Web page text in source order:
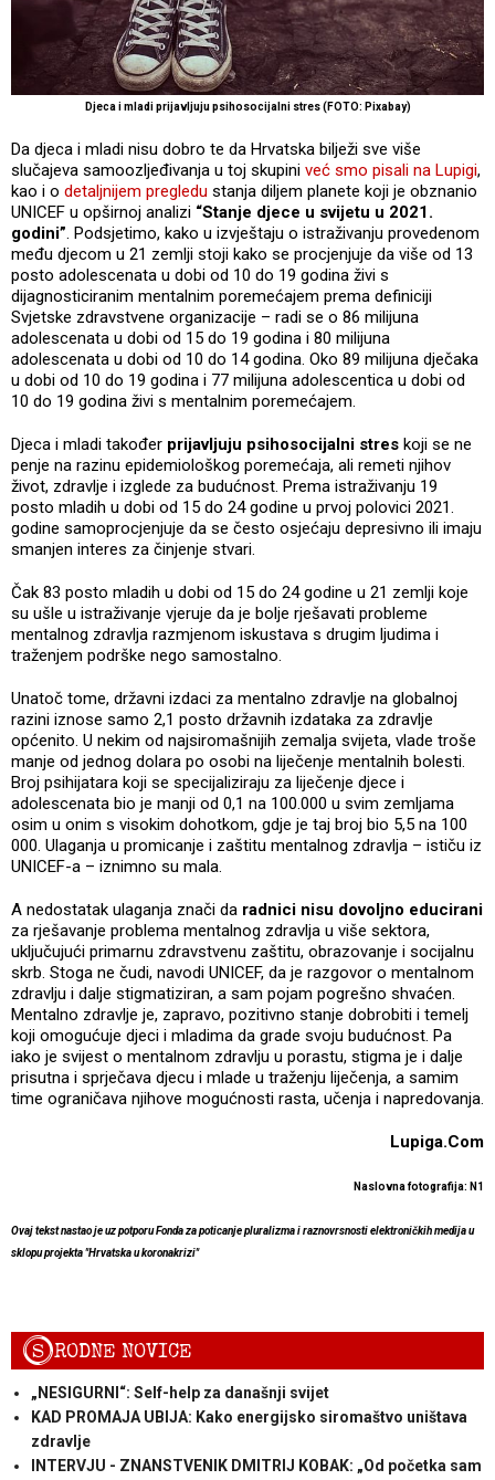
Djeca i mladi prijavljuju psihosocijalni stres (FOTO: Pixabay)
Da djeca i mladi nisu dobro te da Hrvatska bilježi sve više
slučajeva samoozljeđivanja u toj skupini već smo pisali na Lupigi,
kao i o detaljnijem pregledu stanja diljem planete koji je obznanio
UNICEF u opširnoj analizi “Stanje djece u svijetu u 2021.
godini” . Podsjetimo, kako u izvještaju o istraživanju provedenom
među djecom u 21 zemlji stoji kako se procjenjuje da više od 13
posto adolescenata u dobi od 10 do 19 godina živi s
dijagnosticiranim mentalnim poremećajem prema definiciji
Svjetske zdravstvene organizacije – radi se o 86 milijuna
adolescenata u dobi od 15 do 19 godina i 80 milijuna
adolescenata u dobi od 10 do 14 godina. Oko 89 milijuna dječaka
u dobi od 10 do 19 godina i 77 milijuna adolescentica u dobi od
10 do 19 godina živi s mentalnim poremećajem.
Djeca i mladi također prijavljuju psihosocijalni stres koji se ne
penje na razinu epidemiološkog poremećaja, ali remeti njihov
život, zdravlje i izglede za budućnost. Prema istraživanju 19
posto mladih u dobi od 15 do 24 godine u prvoj polovici 2021.
godine samoprocjenjuje da se često osjećaju depresivno ili imaju
smanjen interes za činjenje stvari.
Čak 83 posto mladih u dobi od 15 do 24 godine u 21 zemlji koje
su ušle u istraživanje vjeruje da je bolje rješavati probleme
mentalnog zdravlja razmjenom iskustava s drugim ljudima i
traženjem podrške nego samostalno.
Unatoč tome, državni izdaci za mentalno zdravlje na globalnoj
razini iznose samo 2,1 posto državnih izdataka za zdravlje
općenito. U nekim od najsiromašnijih zemalja svijeta, vlade troše
manje od jednog dolara po osobi na liječenje mentalnih bolesti.
Broj psihijatara koji se specijaliziraju za liječenje djece i
adolescenata bio je manji od 0,1 na 100.000 u svim zemljama
osim u onim s visokim dohotkom, gdje je taj broj bio 5,5 na 100
000. Ulaganja u promicanje i zaštitu mentalnog zdravlja – ističu iz
UNICEF-a – iznimno su mala.
A nedostatak ulaganja znači da radnici nisu dovoljno educirani
za rješavanje problema mentalnog zdravlja u više sektora,
uključujući primarnu zdravstvenu zaštitu, obrazovanje i socijalnu
skrb. Stoga ne čudi, navodi UNICEF, da je razgovor o mentalnom
zdravlju i dalje stigmatiziran, a sam pojam pogrešno shvaćen.
Mentalno zdravlje je, zapravo, pozitivno stanje dobrobiti i temelj
koji omogućuje djeci i mladima da grade svoju budućnost. Pa
iako je svijest o mentalnom zdravlju u porastu, stigma je i dalje
prisutna i sprječava djecu i mlade u traženju liječenja, a samim
time ograničava njihove mogućnosti rasta, učenja i napredovanja.
Lupiga.Com
Naslovna fotografija: N1
Ovaj tekst nastao je uz potporu Fonda za poticanje pluralizma i raznovrsnosti elektroničkih medija u
sklopu projekta "Hrvatska u koronakrizi"
SRODNE NOVICE
„NESIGURNI“: Self-help za današnji svijet
KAD PROMAJA UBIJA: Kako energijsko siromaštvo uništava
zdravlje
INTERVJU - ZNANSTVENIK DMITRIJ KOBAK: „Od početka sam